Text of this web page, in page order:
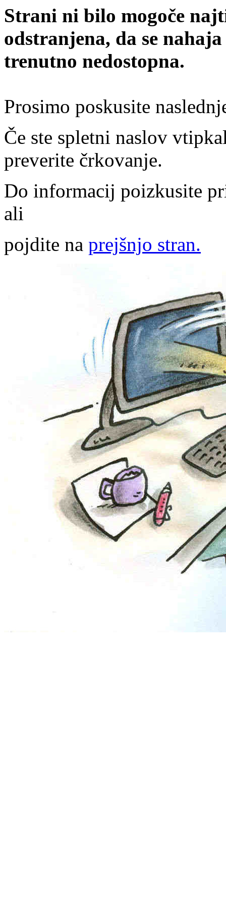
Strani ni bilo mogoče
odstranjena, da se
trenutno nedostopna.
Prosimo poskusite
Če ste spletni naslov
preverite črkovanje.
Do informacij poizkusite
ali
pojdite na prejšnjo stran.